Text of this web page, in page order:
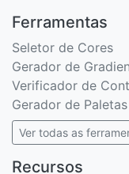
Ferramentas
Seletor de Cores
Gerador de
Verificador de
Gerador de Paletas
Ver todas as
Recursos